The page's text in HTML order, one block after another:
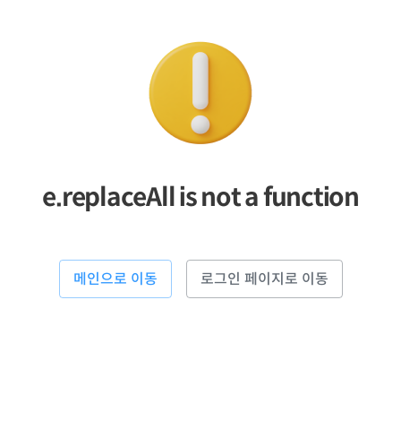
e.replaceAll is not a function
메인으로 이동 로그인 페이지로 이동